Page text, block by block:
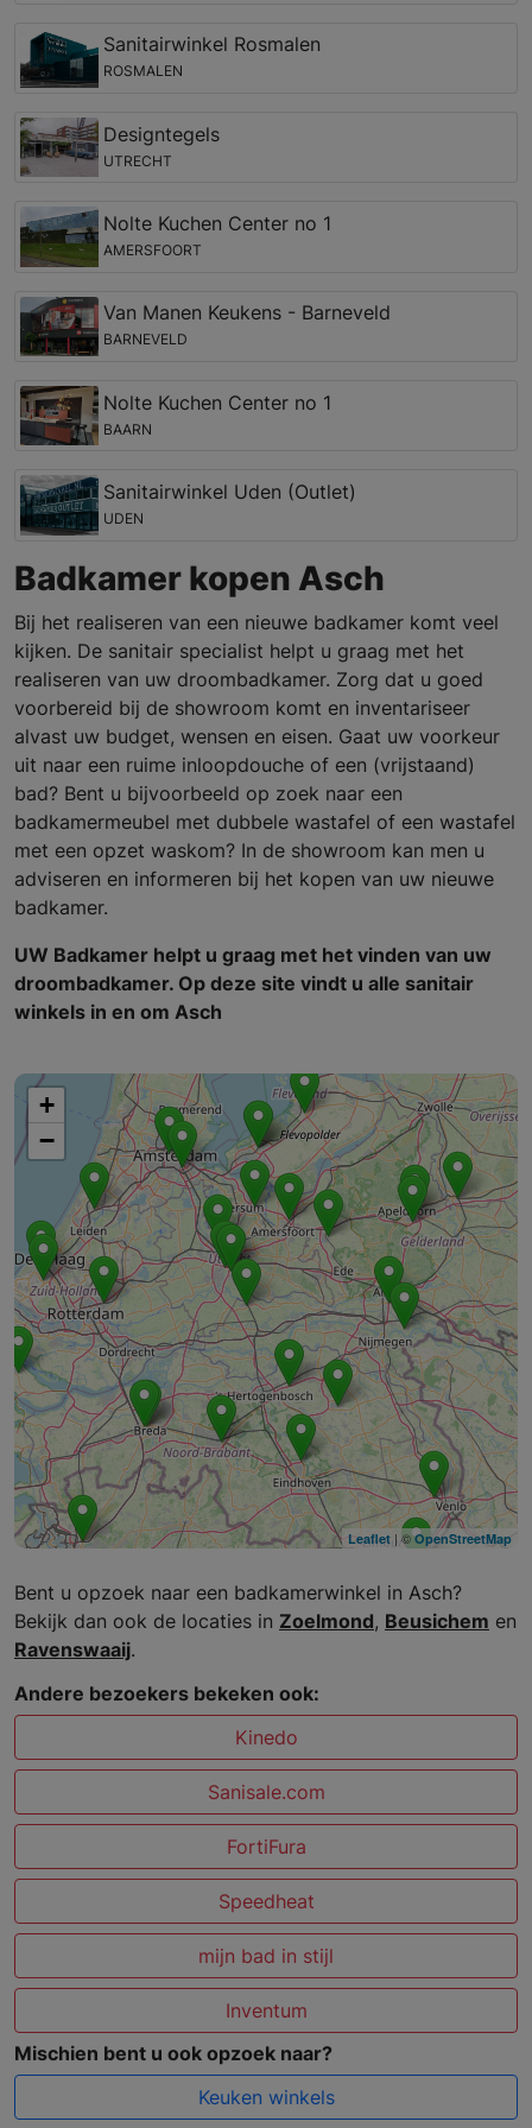
Sanitairwinkel Rosmalen
ROSMALEN
Designtegels
UTRECHT
Nolte Kuchen Center no 1
AMERSFOORT
Van Manen Keukens - Barneveld
BARNEVELD
Nolte Kuchen Center no 1
BAARN
Sanitairwinkel Uden (Outlet)
UDEN
Badkamer kopen Asch
Bij het realiseren van een nieuwe badkamer komt veel
kijken. De sanitair specialist helpt u graag met het
realiseren van uw droombadkamer. Zorg dat u goed
voorbereid bij de showroom komt en inventariseer
alvast uw budget, wensen en eisen. Gaat uw voorkeur
uit naar een ruime inloopdouche of een (vrijstaand)
bad? Bent u bijvoorbeeld op zoek naar een
badkamermeubel met dubbele wastafel of een wastafel
met een opzet waskom? In de showroom kan men u
adviseren en informeren bij het kopen van uw nieuwe
badkamer.
UW Badkamer helpt u graag met het vinden van uw
droombadkamer. Op deze site vindt u alle sanitair
winkels in en om Asch
+
−
Leaflet | ©OpenStreetMap
Bent u opzoek naar een badkamerwinkel in Asch?
Bekijk dan ook de locaties in Zoelmond, Beusichem en
Ravenswaaij.
Andere bezoekers bekeken ook:
Kinedo
Sanisale.com
FortiFura
Speedheat
mijn bad in stijl
Inventum
Mischien bent u ook opzoek naar?
Keuken winkels